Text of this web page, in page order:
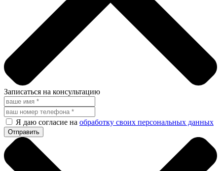
Записаться на консультацию
Я даю согласие на обработку своих персональных данных